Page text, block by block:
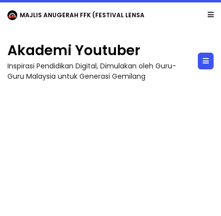
MAJLIS ANUGERAH FFK (FESTIVAL LENSA PENDIDIKAN - FLeP) 2026
Akademi Youtuber
Inspirasi Pendidikan Digital, Dimulakan oleh Guru-
Guru Malaysia untuk Generasi Gemilang